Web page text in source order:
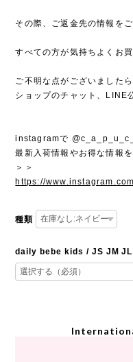
その際、ご返金先の情報を
すべての方が気持ちよくお
ご不明な点がございましたら
ショップのチャット、LINE
instagramで
最新入荷情報やお得な情報を
＞＞
https://
種類
daily bebe kids / JS JM JL